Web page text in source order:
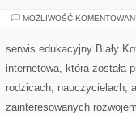
MOŻLIWOŚĆ
serwis edukacyjny Biały
internetowa, która została
rodzicach, nauczycielach,
zainteresowanych